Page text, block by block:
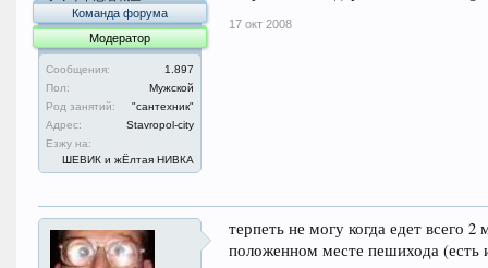
Команда форума
Модератор
Сообщения:
1.897
Пол:
Мужской
Род занятий:
"сантехник"
Адрес:
Stavropol-city
Езжу на:
ШЕВИК и жЁлтая НИВКА
17 окт 2008
терпеть не могу когда едет всего
положенном месте пешихода (есть